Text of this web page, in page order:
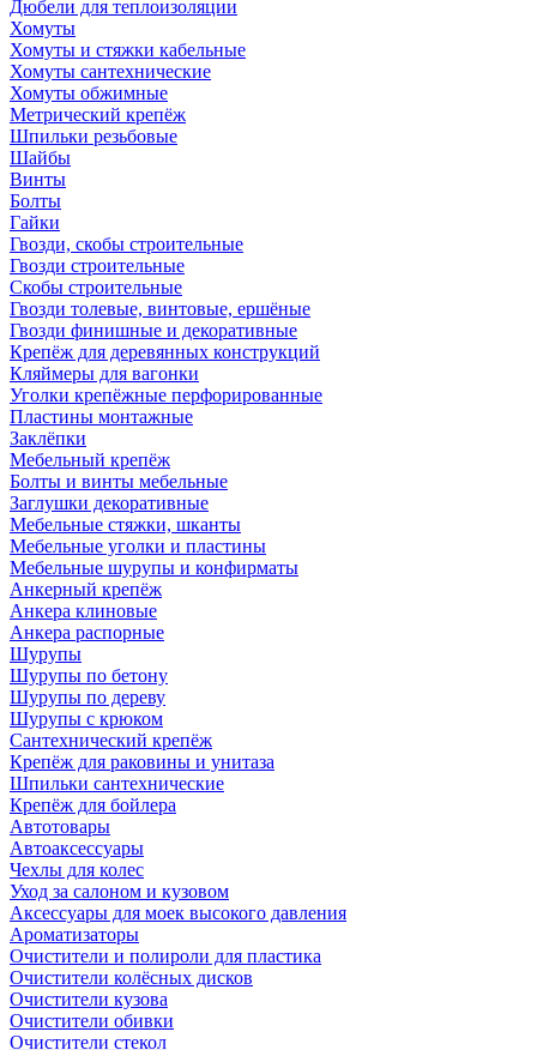
Дюбели для теплоизоляции
Хомуты
Хомуты и стяжки кабельные
Хомуты сантехнические
Хомуты обжимные
Метрический крепёж
Шпильки резьбовые
Шайбы
Винты
Болты
Гайки
Гвозди, скобы строительные
Гвозди строительные
Скобы строительные
Гвозди толевые, винтовые, ершёные
Гвозди финишные и декоративные
Крепёж для деревянных конструкций
Кляймеры для вагонки
Уголки крепёжные перфорированные
Пластины монтажные
Заклёпки
Мебельный крепёж
Болты и винты мебельные
Заглушки декоративные
Мебельные стяжки, шканты
Мебельные уголки и пластины
Мебельные шурупы и конфирматы
Анкерный крепёж
Анкера клиновые
Анкера распорные
Шурупы
Шурупы по бетону
Шурупы по дереву
Шурупы с крюком
Сантехнический крепёж
Крепёж для раковины и унитаза
Шпильки сантехнические
Крепёж для бойлера
Автотовары
Автоаксессуары
Чехлы для колес
Уход за салоном и кузовом
Аксессуары для моек высокого давления
Ароматизаторы
Очистители и полироли для пластика
Очистители колёсных дисков
Очистители кузова
Очистители обивки
Очистители стекол